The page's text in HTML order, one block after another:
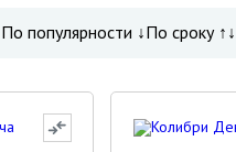
По популярности ↓По сроку ↑↓